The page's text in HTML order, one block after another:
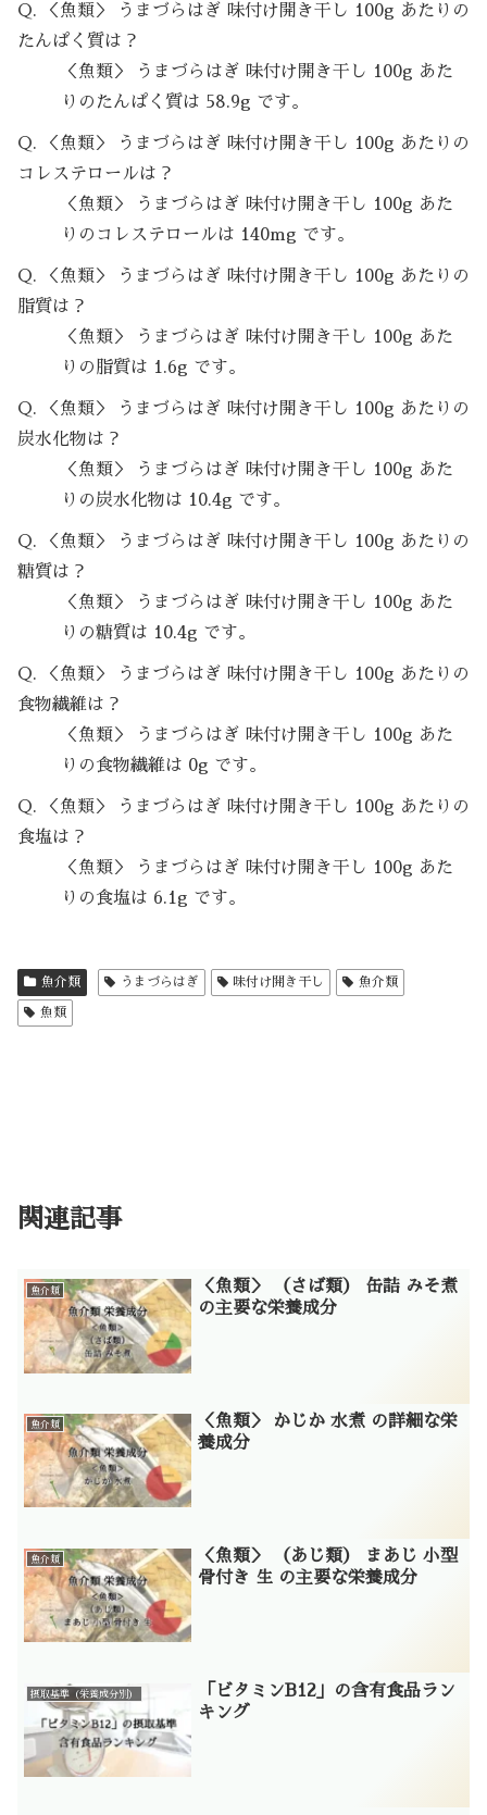
Q. ＜魚類＞ うまづらはぎ 味付け開き干し 100g あたりの
たんぱく質は？
＜魚類＞ うまづらはぎ 味付け開き干し 100g あた
りのたんぱく質は 58.9g です。
Q. ＜魚類＞ うまづらはぎ 味付け開き干し 100g あたりの
コレステロールは？
＜魚類＞ うまづらはぎ 味付け開き干し 100g あた
りのコレステロールは 140mg です。
Q. ＜魚類＞ うまづらはぎ 味付け開き干し 100g あたりの
脂質は？
＜魚類＞ うまづらはぎ 味付け開き干し 100g あた
りの脂質は 1.6g です。
Q. ＜魚類＞ うまづらはぎ 味付け開き干し 100g あたりの
炭水化物は？
＜魚類＞ うまづらはぎ 味付け開き干し 100g あた
りの炭水化物は 10.4g です。
Q. ＜魚類＞ うまづらはぎ 味付け開き干し 100g あたりの
糖質は？
＜魚類＞ うまづらはぎ 味付け開き干し 100g あた
りの糖質は 10.4g です。
Q. ＜魚類＞ うまづらはぎ 味付け開き干し 100g あたりの
食物繊維は？
＜魚類＞ うまづらはぎ 味付け開き干し 100g あた
りの食物繊維は 0g です。
Q. ＜魚類＞ うまづらはぎ 味付け開き干し 100g あたりの
食塩は？
＜魚類＞ うまづらはぎ 味付け開き干し 100g あた
りの食塩は 6.1g です。
魚介類 うまづらはぎ 味付け開き干し 魚介類
魚類
関連記事
魚介類
＜魚類＞ （さば類） 缶詰 みそ煮
の主要な栄養成分
魚介類
＜魚類＞ かじか 水煮 の詳細な栄
養成分
魚介類
＜魚類＞ （あじ類） まあじ 小型
骨付き 生 の主要な栄養成分
摂取基準（栄養成分別）
「ビタミンB12」の含有食品ラン
キング